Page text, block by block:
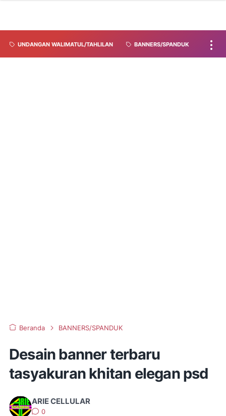
UNDANGAN WALIMATUL/TAHLILAN BANNERS/SPANDUK
Beranda BANNERS/SPANDUK
Desain banner terbaru
tasyakuran khitan elegan psd
ARIE CELLULAR
0